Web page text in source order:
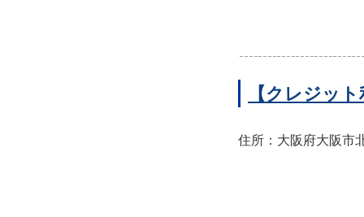
【クレジッ
住所：大阪府大阪市